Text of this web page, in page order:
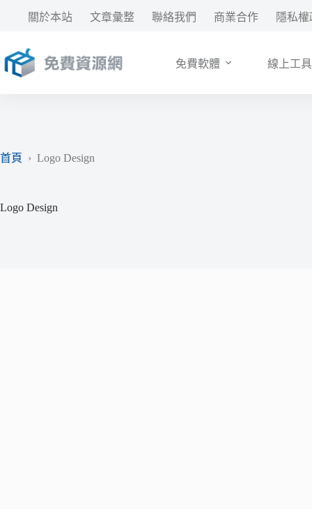
要
內
關於本站 文章彙整 聯絡我們 商業合作 隱私
免費軟體 線上工具
首頁 › Logo Design
Logo Design